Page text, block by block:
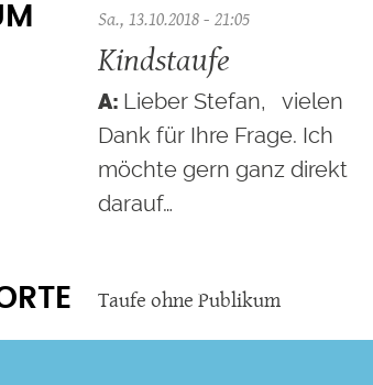
Sa., 13.10.2018 - 21:05
Kindstaufe
Lieber Stefan, vielen
Dank für Ihre Frage. Ich
möchte gern ganz direkt
darauf…
Taufe ohne Publikum